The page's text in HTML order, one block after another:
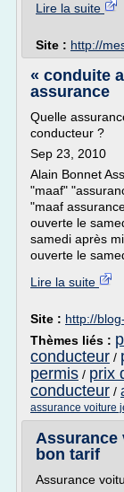
Lire la suite
Site : http://
« conduite
assurance
Quelle
conducteur ?
Sep 23, 2010
Alain Bonnet
"maaf"
"maaf
ouverte le
samedi après
ouverte le
Lire la suite
Site : http://
Thèmes liés :
conducteur /
permis / prix
conducteur /
assurance voiture
Assurance
bon tarif
Assurance